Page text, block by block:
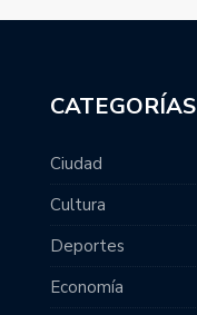
CATEGORÍAS
Ciudad
Cultura
Deportes
Economía